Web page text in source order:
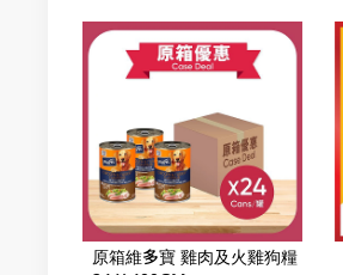
原箱維多寶 雞肉及火雞狗糧